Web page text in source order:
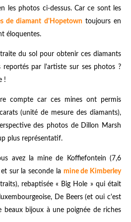
les photos ci-dessus. Car ce sont les
de diamant d'Hopetowntoujours en
éloquentes.
du sol pour obtenir ces diamants
reportés par l'artiste sur ses photos ?
!
compte car ces mines ont permis
(unité de mesure des diamants),
des photos de Dillon Marsh
plus représentatif.
avez la mine de Koffiefontein (7,6
sur la seconde la mine de Kimberley
rebaptisée « Big Hole » qui était
De Beers (et oui c'est
beaux bijoux à une poignée de riches